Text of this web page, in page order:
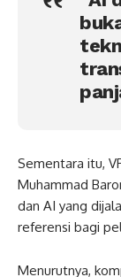
Sementara itu,
Muhammad
dan AI yang
referensi bagi
Menurutnya,